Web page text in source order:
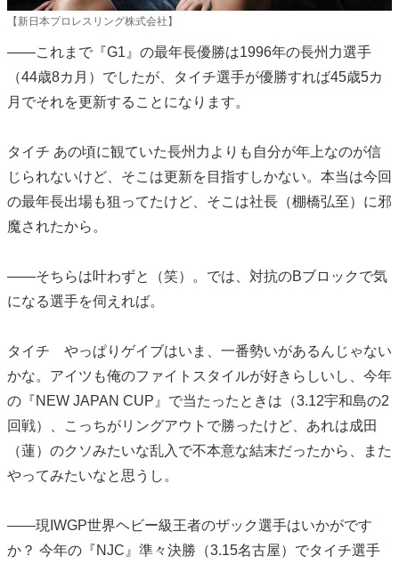
【新日本プロレスリング株式会社】
――これまで『G1』の最年長優勝は1996年の長州力選手
（44歳8カ月）でしたが、タイチ選手が優勝すれば45歳5カ
月でそれを更新することになります。
タイチ あの頃に観ていた長州力よりも自分が年上なのが信
じられないけど、そこは更新を目指すしかない。本当は今回
の最年長出場も狙ってたけど、そこは社長（棚橋弘至）に邪
魔されたから。
――そちらは叶わずと（笑）。では、対抗のBブロックで気
になる選手を伺えれば。
タイチ やっぱりゲイブはいま、一番勢いがあるんじゃない
かな。アイツも俺のファイトスタイルが好きらしいし、今年
の『NEW JAPAN CUP』で当たったときは（3.12宇和島の2
回戦）、こっちがリングアウトで勝ったけど、あれは成田
（蓮）のクソみたいな乱入で不本意な結末だったから、また
やってみたいなと思うし。
――現IWGP世界ヘビー級王者のザック選手はいかがです
か？ 今年の『NJC』準々決勝（3.15名古屋）でタイチ選手